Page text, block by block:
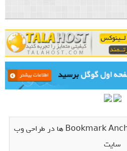
اسکرول نرم برای Bookmark Anchor Link ها در طراحی وب
سایت